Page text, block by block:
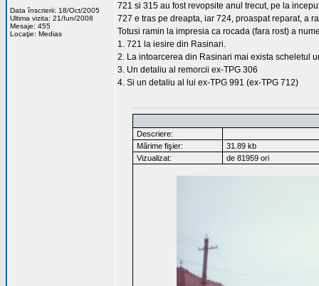
Data înscrierii: 18/Oct/2005
Ultima vizita: 21/Iun/2008
Mesaje: 455
Locaţie: Medias
721 si 315 au fost revopsite anul trecut, pe la
727 e tras pe dreapta, iar 724, proaspat reparat, a
Totusi ramin la impresia ca rocada (fara rost) a
1. 721 la iesire din Rasinari.
2. La intoarcerea din Rasinari mai exista scheletul
3. Un detaliu al remorcii ex-TPG 306
4. Si un detaliu al lui ex-TPG 991 (ex-TPG 712)
Descriere:
Mărime fişier:
31.89 kb
Vizualizat:
de 81959 ori